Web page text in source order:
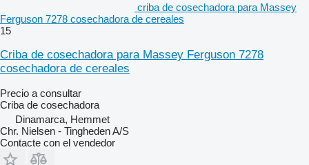
criba de cosechadora para Massey
Ferguson 7278 cosechadora de cereales
15
Criba de cosechadora para Massey Ferguson 7278
cosechadora de cereales
Precio a consultar
Criba de cosechadora
Dinamarca, Hemmet
Chr. Nielsen - Tingheden A/S
Contacte con el vendedor